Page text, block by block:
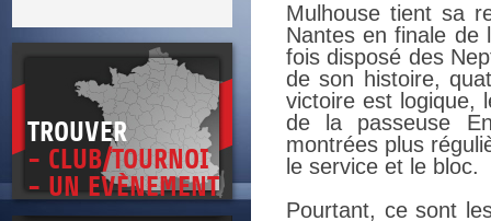
TROUVER
- CLUB/TOURNOI
- UN EVÈNEMENT
Mulhouse tient sa
Nantes en finale de
fois disposé des
de son histoire,
victoire est logique,
de la passeuse
montrées plus
le service et le bloc.
Pourtant, ce sont